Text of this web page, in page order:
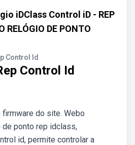
iDClass Control iD - REP
RELÓGIO DE PONTO
Control Id
Control Id
do site. Webo
ponto rep idclass,
id, permite controlar a